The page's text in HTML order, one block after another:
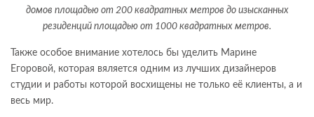
домов площадью от 200 квадратных метров до изысканных
резиденций площадью от 1000 квадратных метров.
Также особое внимание хотелось бы уделить Марине
Егоровой, которая вяляется одним из лучших дизайнеров
студии и работы которой восхищены не только её клиенты, а и
весь мир.